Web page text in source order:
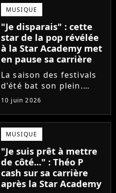
MUSIQUE
"Je disparais" : cette
star de la pop révélée
à la Star Academy met
en pause sa carrière
La saison des festivals
d'été bat son plein.
Avant sa venue à
Solidays ou aux
Francofolies, cette
chanteuse phare de la
pop francophone fait
une annonce de taille :
une fois sa tournée...
10 juin 2026
MUSIQUE
"Je suis prêt à mettre
de côté..." : Théo P
cash sur sa carrière
après la Star Academy